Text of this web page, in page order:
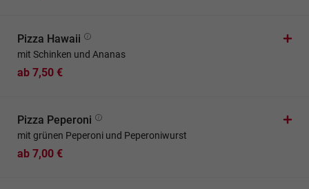
Pizza Hawaii
mit Schinken und Ananas
ab 7,50 €
Pizza Peperoni
mit grünen Peperoni und Peperoniwurst
ab 7,00 €